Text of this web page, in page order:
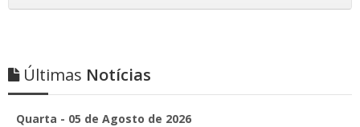
Últimas Notícias
Quarta - 05 de Agosto de 2026